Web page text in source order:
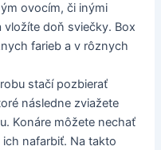
ovocím, či inými
doň sviečky. Box
farieb a v rôznych
stačí pozbierať
následne zviažete
Konáre môžete nechať
nafarbiť. Na takto